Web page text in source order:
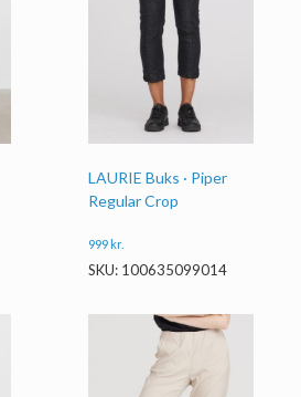
LAURIE Buks · Piper
Regular Crop
999 kr.
SKU: 100635099014